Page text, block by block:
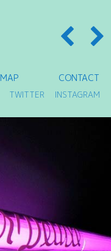
MAP CONTACT
TWITTER INSTAGRAM